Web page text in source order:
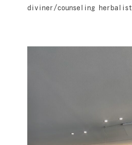
diviner/counseling herbalist